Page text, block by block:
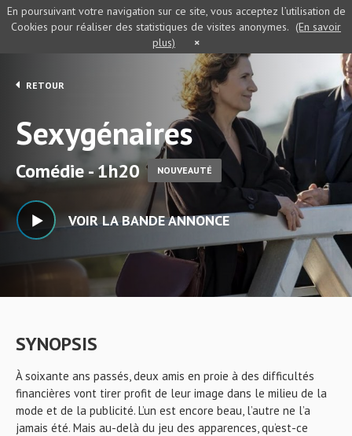
RETOUR
Sexygénaires
Comédie - 1h20 NOUVEAUTÉ
VOIR LA BANDE ANNONCE
SYNOPSIS
À soixante ans passés, deux amis en proie à des difficultés
financières vont tirer profit de leur image dans le milieu de la
mode et de la publicité. L’un est encore beau, l’autre ne l’a
jamais été. Mais au-delà du jeu des apparences, qu’est-ce
En poursuivant votre navigation sur ce site, vous acceptez l’utilisation de
Cookies pour réaliser des statistiques de visites anonymes. (En savoir
plus)
×